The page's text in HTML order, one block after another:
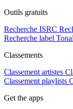
Outils gratuits
Recherche ISRC
Recherche label
Classements
Classement artistes
Classement playlists
Get the apps